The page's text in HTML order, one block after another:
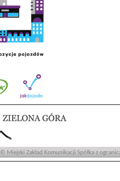
© Miejski Zakład Komunikacji Spółka z